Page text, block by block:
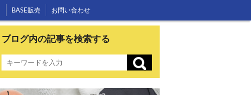
BASE販売 お問い合わせ
ブログ内の記事を検索する